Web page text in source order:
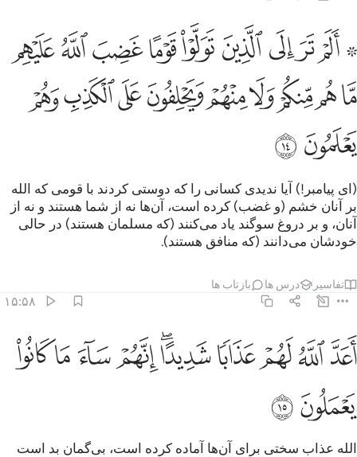
۞ الم تر الى الذين تولوا قوما غضب الله عليهم ما هم منكم ولا منهم
۞ أَلَمْ تَرَ إِلَى ٱلَّذِينَ تَوَلَّوْا۟ قَوْمًا غَضِبَ ٱللَّهُ عَلَيْهِم مَّا هُم مِّنكُمْ وَلَا
ﱵ ﱶﱷﱸﱹﱺﱻﱼﱽﱾ
ﱿﲀﲁﲂﲃﲄﲅﲆﲇ
ﲈﲉ
(ای پیامبر!) آیا ندیدی کسانی را که دوستی کردند با قومی که الله
بر آنان خشم (و غضب) کرده است، آن‌ها نه از شما هستند و نه از
آنان، و بر دروغ سوگند یاد می‌کنند (که مسلمان هستند) در حالی
خودشان می‌دانند (که منافق هستند).
تفاسیر درس ها بازتاب ها
۱۵:۵۸
اعد الله لهم عذابا شديدا انهم ساء ما كانوا يعملون ١٥
أَعَدَّ ٱللَّهُ لَهُمْ عَذَابًۭا شَدِيدًا ۖ إِنَّهُمْ سَآءَ مَا كَانُوا۟ يَعْمَلُونَ ١٥
ﲊﲋﲌﲍﲎﲏﲐﲑﲒﲓ
ﲔﲕ
الله عذاب سختی برای آن‌ها آماده کرده است، بی‌گمان بد است